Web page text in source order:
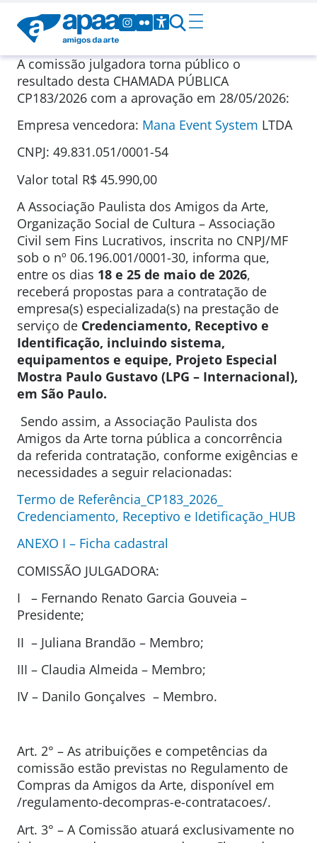
A comissão julgadora torna público o
resultado desta CHAMADA PÚBLICA
CP183/2026 com a aprovação em 28/05/2026:
Empresa vencedora: Mana Event System LTDA
CNPJ: 49.831.051/0001-54
Valor total R$ 45.990,00
A Associação Paulista dos Amigos da Arte,
Organização Social de Cultura – Associação
Civil sem Fins Lucrativos, inscrita no CNPJ/MF
sob o nº 06.196.001/0001-30, informa que,
entre os dias 18 e 25 de maio de 2026,
receberá propostas para a contratação de
empresa(s) especializada(s) na prestação de
serviço de Credenciamento, Receptivo e
Identificação, incluindo sistema,
equipamentos e equipe, Projeto Especial
Mostra Paulo Gustavo (LPG – Internacional),
em São Paulo.
Sendo assim, a Associação Paulista dos
Amigos da Arte torna pública a concorrência
da referida contratação, conforme exigências e
necessidades a seguir relacionadas:
Termo de Referência_CP183_2026_
Credenciamento, Receptivo e Idetificação_HUB
ANEXO I – Ficha cadastral
COMISSÃO JULGADORA:
I – Fernando Renato Garcia Gouveia –
Presidente;
II – Juliana Brandão – Membro;
III – Claudia Almeida – Membro;
IV – Danilo Gonçalves – Membro.
Art. 2° – As atribuições e competências da
comissão estão previstas no Regulamento de
Compras da Amigos da Arte, disponível em
/regulamento-decompras-e-contratacoes/.
Art. 3° – A Comissão atuará exclusivamente no